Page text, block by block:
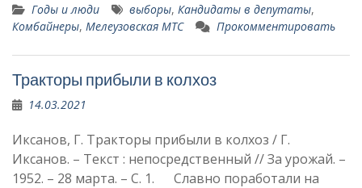
Годы и люди выборы, Кандидаты в депутаты,
Комбайнеры, Мелеузовская МТС Прокомментировать
Тракторы прибыли в колхоз
14.03.2021
Иксанов, Г. Тракторы прибыли в колхоз / Г.
Иксанов. – Текст : непосредственный // За урожай. –
1952. – 28 марта. – С. 1. Славно поработали на